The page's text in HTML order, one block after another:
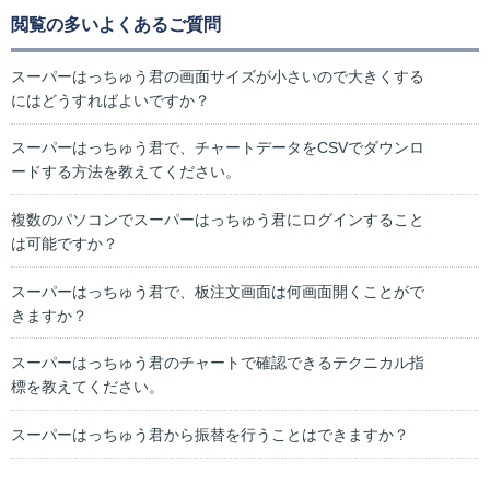
閲覧の多いよくあるご質問
スーパーはっちゅう君の画面サイズが小さいので大きくする
にはどうすればよいですか？
スーパーはっちゅう君で、チャートデータをCSVでダウンロ
ードする方法を教えてください。
複数のパソコンでスーパーはっちゅう君にログインすること
は可能ですか？
スーパーはっちゅう君で、板注文画面は何画面開くことがで
きますか？
スーパーはっちゅう君のチャートで確認できるテクニカル指
標を教えてください。
スーパーはっちゅう君から振替を行うことはできますか？